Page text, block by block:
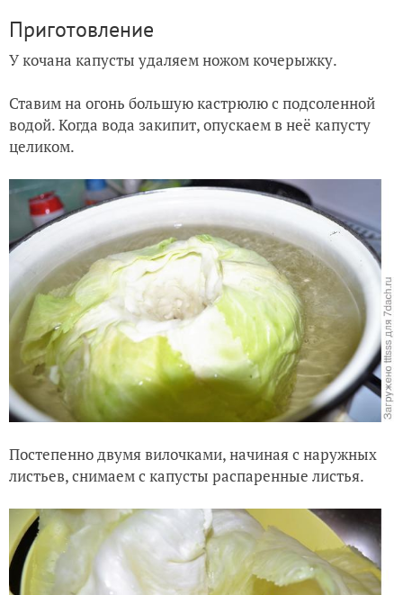
Приготовление
У кочана капусты удаляем ножом кочерыжку.
Ставим на огонь большую кастрюлю с подсоленной
водой. Когда вода закипит, опускаем в неё капусту
целиком.
Постепенно двумя вилочками, начиная с наружных
листьев, снимаем с капусты распаренные листья.